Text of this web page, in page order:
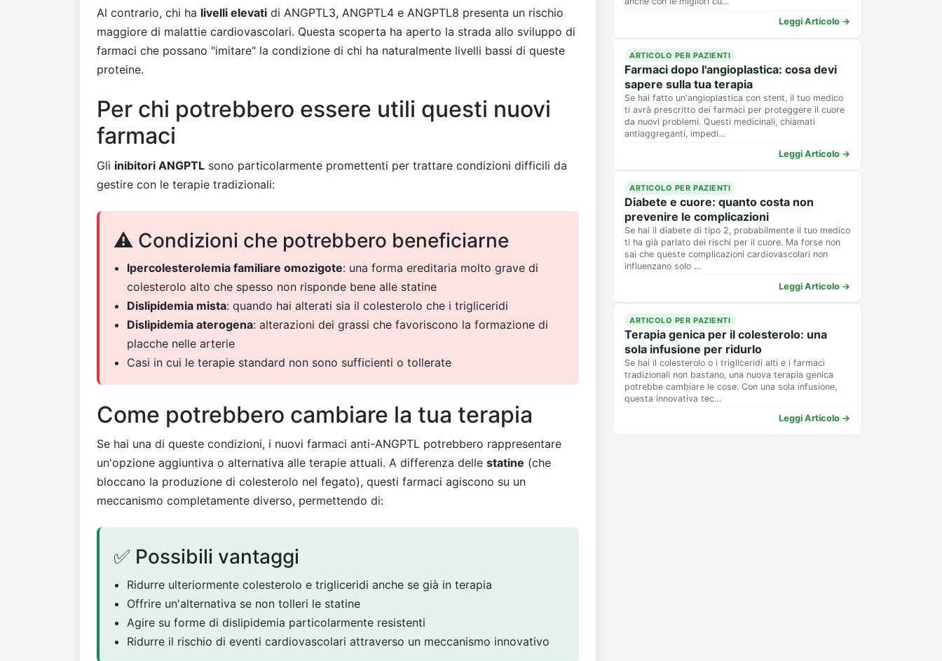
Al contrario, chi ha livelli elevati di ANGPTL3, ANGPTL4 e ANGPTL8 presenta un rischio
maggiore di malattie cardiovascolari. Questa scoperta ha aperto la strada allo sviluppo di
farmaci che possano "imitare" la condizione di chi ha naturalmente livelli bassi di queste
proteine.
Per chi potrebbero essere utili questi nuovi
farmaci
Gli inibitori ANGPTL sono particolarmente promettenti per trattare condizioni difficili da
gestire con le terapie tradizionali:
⚠️ Condizioni che potrebbero beneficiarne
Ipercolesterolemia familiare omozigote: una forma ereditaria molto grave di
colesterolo alto che spesso non risponde bene alle statine
Dislipidemia mista: quando hai alterati sia il colesterolo che i trigliceridi
Dislipidemia aterogena: alterazioni dei grassi che favoriscono la formazione di
placche nelle arterie
Casi in cui le terapie standard non sono sufficienti o tollerate
Come potrebbero cambiare la tua terapia
Se hai una di queste condizioni, i nuovi farmaci anti-ANGPTL potrebbero rappresentare
un'opzione aggiuntiva o alternativa alle terapie attuali. A differenza delle statine (che
bloccano la produzione di colesterolo nel fegato), questi farmaci agiscono su un
meccanismo completamente diverso, permettendo di:
✅ Possibili vantaggi
Ridurre ulteriormente colesterolo e trigliceridi anche se già in terapia
Offrire un'alternativa se non tolleri le statine
Agire su forme di dislipidemia particolarmente resistenti
Ridurre il rischio di eventi cardiovascolari attraverso un meccanismo innovativo
Leggi Articolo →
ARTICOLO PER PAZIENTI
Farmaci dopo l'angioplastica: cosa devi
sapere sulla tua terapia
Se hai fatto un'angioplastica con stent, il tuo medico
ti avrà prescritto dei farmaci per proteggere il cuore
da nuovi problemi. Questi medicinali, chiamati
antiaggreganti, impedi…
Leggi Articolo →
ARTICOLO PER PAZIENTI
Diabete e cuore: quanto costa non
prevenire le complicazioni
Se hai il diabete di tipo 2, probabilmente il tuo medico
ti ha già parlato dei rischi per il cuore. Ma forse non
sai che queste complicazioni cardiovascolari non
influenzano solo …
Leggi Articolo →
ARTICOLO PER PAZIENTI
Terapia genica per il colesterolo: una
sola infusione per ridurlo
Se hai il colesterolo o i trigliceridi alti e i farmaci
tradizionali non bastano, una nuova terapia genica
potrebbe cambiare le cose. Con una sola infusione,
questa innovativa tec…
Leggi Articolo →